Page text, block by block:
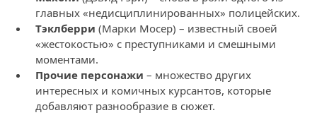
главных «недисциплинированных» полицейских.
Тэклберри (Марки Мосер) – известный своей
«жестокостью» с преступниками и смешными
моментами.
Прочие персонажи – множество других
интересных и комичных курсантов, которые
добавляют разнообразие в сюжет.